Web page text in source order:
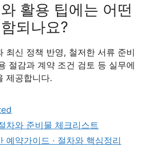
활용 팁에는 어떤
되나요?
최신 정책 반영, 철저한 서류 준비
절감과 계약 조건 검토 등 실무에
제공합니다.
차와 준비물 체크리스트
예약가이드 · 절차와 핵심정리